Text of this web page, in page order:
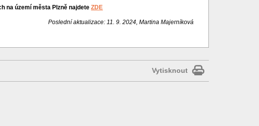
na území města Plzně najdeteZDE
Poslední aktualizace: 11. 9. 2024, Martina Majerníková
Vytisknout